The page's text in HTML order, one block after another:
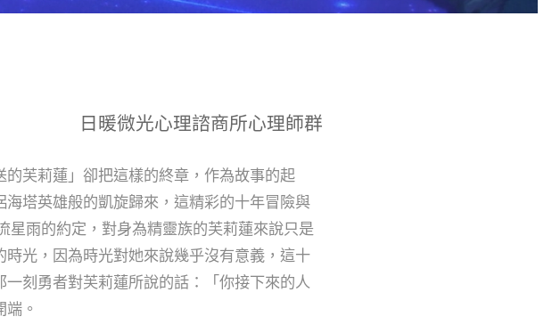
日暖微光心理諮商所心理師群
芙莉蓮」卻把這樣的終章，作為故事的起
塔英雄般的凱旋歸來，這精彩的十年冒險與
雨的約定，對身為精靈族的芙莉蓮來說只是
光，因為時光對她來說幾乎沒有意義，這十
刻勇者對芙莉蓮所說的話：「你接下來的人
。